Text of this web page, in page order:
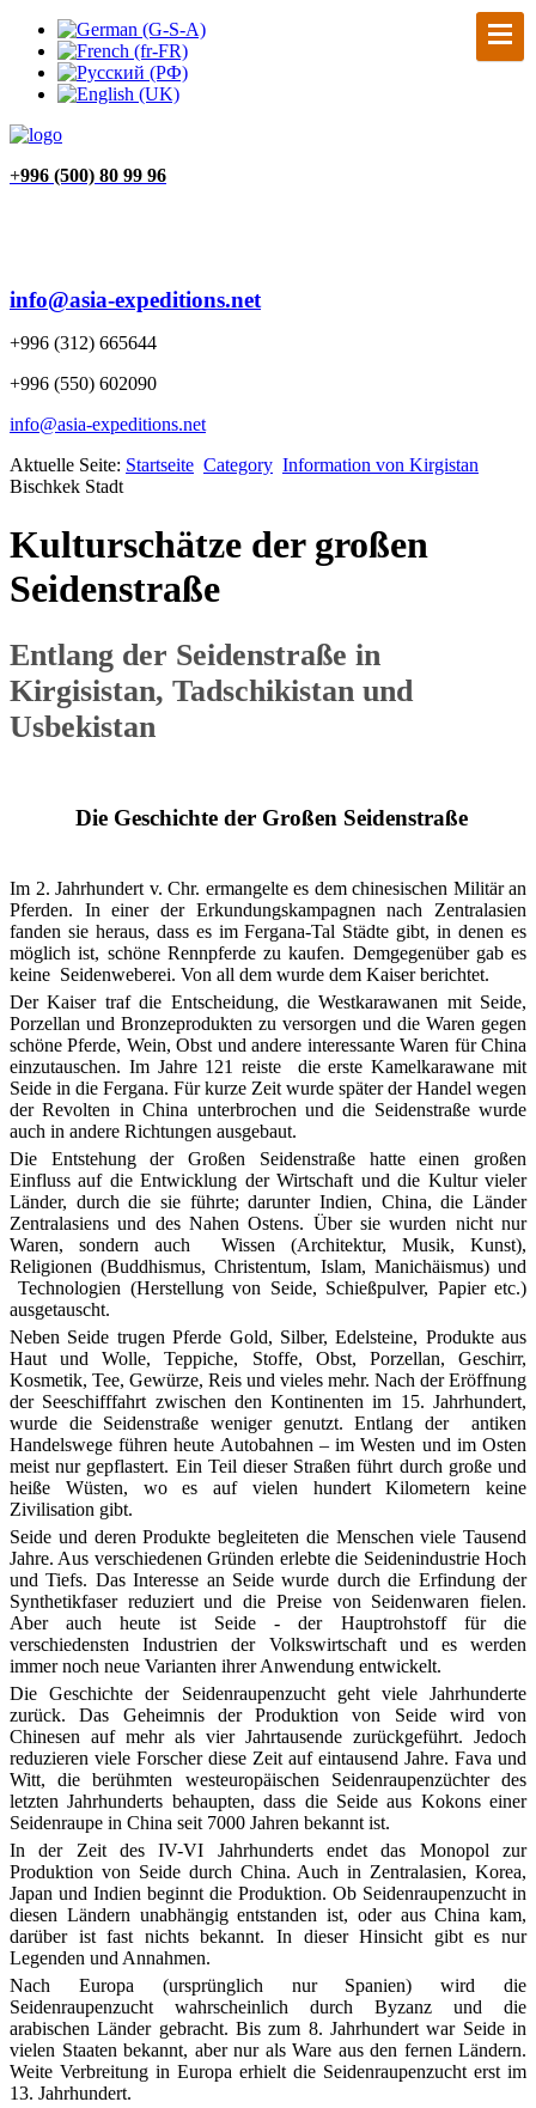
+996 (500) 80 99 96
info@asia-expeditions.net
+996 (312) 665644
+996 (550) 602090
info@asia-expeditions.net
Aktuelle Seite: Startseite Category Information von Kirgistan
Bischkek Stadt
Kulturschätze der großen
Seidenstraße
Entlang der Seidenstraße in
Kirgisistan, Tadschikistan und
Usbekistan
Die Geschichte der Großen Seidenstraße
Im 2. Jahrhundert v. Chr. ermangelte es dem chinesischen Militär an
Pferden. In einer der Erkundungskampagnen nach Zentralasien
fanden sie heraus, dass es im Fergana-Tal Städte gibt, in denen es
möglich ist, schöne Rennpferde zu kaufen. Demgegenüber gab es
keine Seidenweberei. Von all dem wurde dem Kaiser berichtet.
Der Kaiser traf die Entscheidung, die Westkarawanen mit Seide,
Porzellan und Bronzeprodukten zu versorgen und die Waren gegen
schöne Pferde, Wein, Obst und andere interessante Waren für China
einzutauschen. Im Jahre 121 reiste die erste Kamelkarawane mit
Seide in die Fergana. Für kurze Zeit wurde später der Handel wegen
der Revolten in China unterbrochen und die Seidenstraße wurde
auch in andere Richtungen ausgebaut.
Die Entstehung der Großen Seidenstraße hatte einen großen
Einfluss auf die Entwicklung der Wirtschaft und die Kultur vieler
Länder, durch die sie führte; darunter Indien, China, die Länder
Zentralasiens und des Nahen Ostens. Über sie wurden nicht nur
Waren, sondern auch Wissen (Architektur, Musik, Kunst),
Religionen (Buddhismus, Christentum, Islam, Manichäismus) und
Technologien (Herstellung von Seide, Schießpulver, Papier etc.)
ausgetauscht.
Neben Seide trugen Pferde Gold, Silber, Edelsteine, Produkte aus
Haut und Wolle, Teppiche, Stoffe, Obst, Porzellan, Geschirr,
Kosmetik, Tee, Gewürze, Reis und vieles mehr. Nach der Eröffnung
der Seeschifffahrt zwischen den Kontinenten im 15. Jahrhundert,
wurde die Seidenstraße weniger genutzt. Entlang der antiken
Handelswege führen heute Autobahnen – im Westen und im Osten
meist nur gepflastert. Ein Teil dieser Straßen führt durch große und
heiße Wüsten, wo es auf vielen hundert Kilometern keine
Zivilisation gibt.
Seide und deren Produkte begleiteten die Menschen viele Tausend
Jahre. Aus verschiedenen Gründen erlebte die Seidenindustrie Hoch
und Tiefs. Das Interesse an Seide wurde durch die Erfindung der
Synthetikfaser reduziert und die Preise von Seidenwaren fielen.
Aber auch heute ist Seide - der Hauptrohstoff für die
verschiedensten Industrien der Volkswirtschaft und es werden
immer noch neue Varianten ihrer Anwendung entwickelt.
Die Geschichte der Seidenraupenzucht geht viele Jahrhunderte
zurück. Das Geheimnis der Produktion von Seide wird von
Chinesen auf mehr als vier Jahrtausende zurückgeführt. Jedoch
reduzieren viele Forscher diese Zeit auf eintausend Jahre. Fava und
Witt, die berühmten westeuropäischen Seidenraupenzüchter des
letzten Jahrhunderts behaupten, dass die Seide aus Kokons einer
Seidenraupe in China seit 7000 Jahren bekannt ist.
In der Zeit des IV-VI Jahrhunderts endet das Monopol zur
Produktion von Seide durch China. Auch in Zentralasien, Korea,
Japan und Indien beginnt die Produktion. Ob Seidenraupenzucht in
diesen Ländern unabhängig entstanden ist, oder aus China kam,
darüber ist fast nichts bekannt. In dieser Hinsicht gibt es nur
Legenden und Annahmen.
Nach Europa (ursprünglich nur Spanien) wird die
Seidenraupenzucht wahrscheinlich durch Byzanz und die
arabischen Länder gebracht. Bis zum 8. Jahrhundert war Seide in
vielen Staaten bekannt, aber nur als Ware aus den fernen Ländern.
Weite Verbreitung in Europa erhielt die Seidenraupenzucht erst im
13. Jahrhundert.